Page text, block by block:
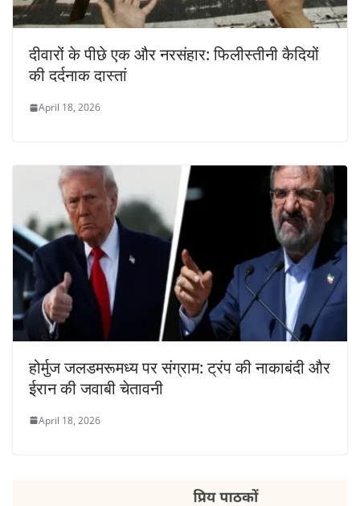
दीवारों के पीछे एक और नरसंहार: फिलीस्तीनी कैदियों
की दर्दनाक दास्तां
April 18, 2026
होर्मुज जलडमरूमध्य पर संग्राम: ट्रंप की नाकाबंदी और
ईरान की जवाबी चेतावनी
April 18, 2026